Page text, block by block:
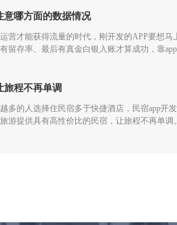
意哪方面的数据情况
营才能获得流量的时代，刚开发的APP要想
留存率、最后有真金白银入账才算成功，靠
旅程不再单调
多的人选择住民宿多于快捷酒店，民宿app开
游提供具有高性价比的民宿，让旅程不再单调。